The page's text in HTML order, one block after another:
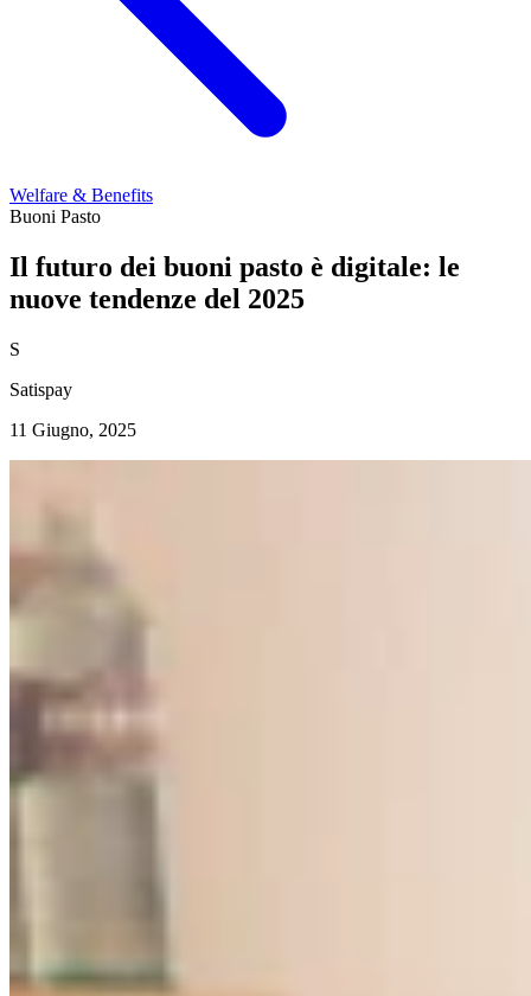
Welfare & Benefits
Buoni Pasto
Il futuro dei buoni pasto è digitale: le
nuove tendenze del 2025
S
Satispay
11 Giugno, 2025